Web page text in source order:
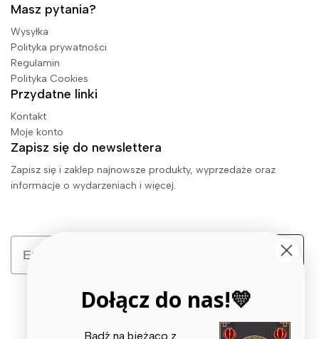
Masz pytania?
Wysyłka
Polityka prywatności
Regulamin
Polityka Cookies
Przydatne linki
Kontakt
Moje konto
Zapisz się do newslettera
Zapisz się i zaklep najnowsze produkty, wyprzedaże oraz
informacje o wydarzeniach i więcej.
Email
Zapisz się
Dołącz do nas!💛
Bądź na bieżąco z